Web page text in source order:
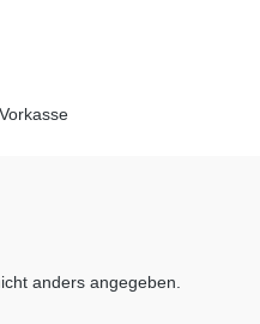
anders angegeben.